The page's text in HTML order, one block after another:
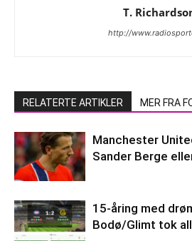
T.
http://
RELATERTE ARTIKLER MER FRA
Manchester
Sander Berge
15-åring med
Bodø/Glimt tok